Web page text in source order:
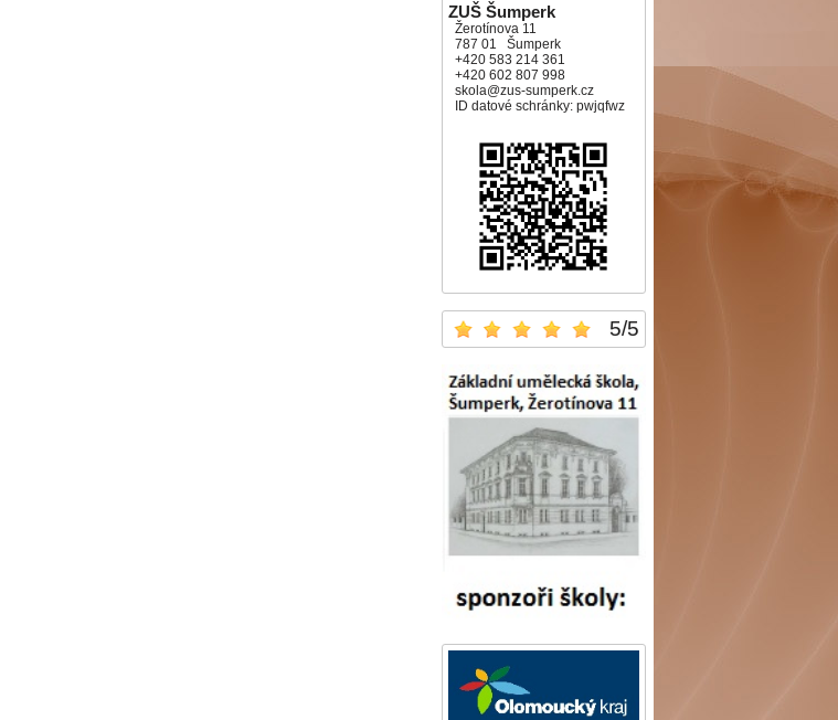
ZUŠ Šumperk
Žerotínova 11
787 01 Šumperk
+420 583 214 361
+420 602 807 998
skola@zus-sumperk.cz
ID datové schránky: pwjqfwz
5/5